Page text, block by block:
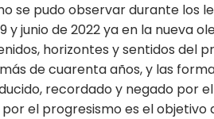
se pudo observar durante los
y junio de 2022 ya en la nueva
horizontes y sentidos del
de cuarenta años, y las
recordado y negado por
el progresismo es el objetivo